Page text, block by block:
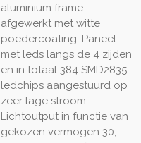
aluminium frame
afgewerkt met witte
poedercoating. Paneel
met leds langs de 4 zijden
en in totaal 384 SMD2835
ledchips aangestuurd op
zeer lage stroom.
Lichtoutput in functie van
gekozen vermogen 30,